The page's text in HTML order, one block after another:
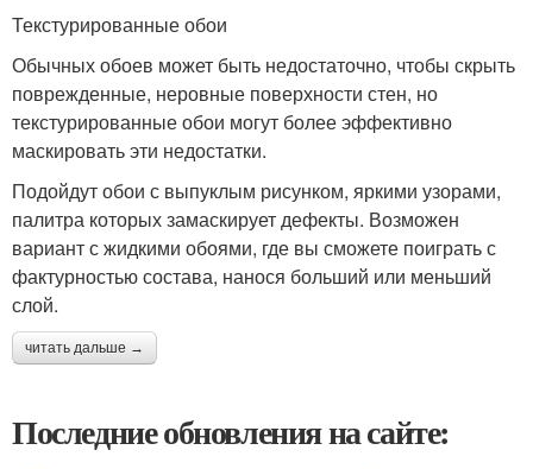
Текстурированные обои
Обычных обоев может быть недостаточно, чтобы скрыть
поврежденные, неровные поверхности стен, но
текстурированные обои могут более эффективно
маскировать эти недостатки.
Подойдут обои с выпуклым рисунком, яркими узорами,
палитра которых замаскирует дефекты. Возможен
вариант с жидкими обоями, где вы сможете поиграть с
фактурностью состава, нанося больший или меньший
слой.
читать дальше →
Последние обновления на сайте: